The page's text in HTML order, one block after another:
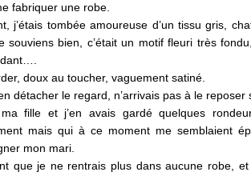
fabriquer une robe.
j’étais tombée amoureuse d’un tissu gris,
souviens bien, c’était un motif fleuri très
doux au toucher, vaguement satiné.
détacher le regard, n’arrivais pas à le reposer
fille et j’en avais gardé quelques
mais qui à ce moment me semblaient
mon mari.
que je ne rentrais plus dans aucune robe,